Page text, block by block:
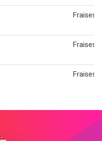
Fraises
Fraises
Fraises